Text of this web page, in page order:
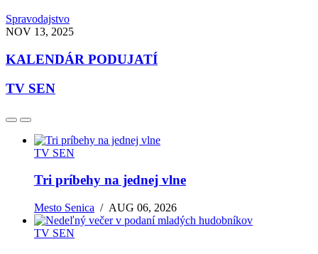
Spravodajstvo
NOV 13, 2025
KALENDÁR PODUJATÍ
TV SEN
TV SEN
Tri príbehy na jednej vlne
Mesto Senica /AUG 06, 2026
TV SEN